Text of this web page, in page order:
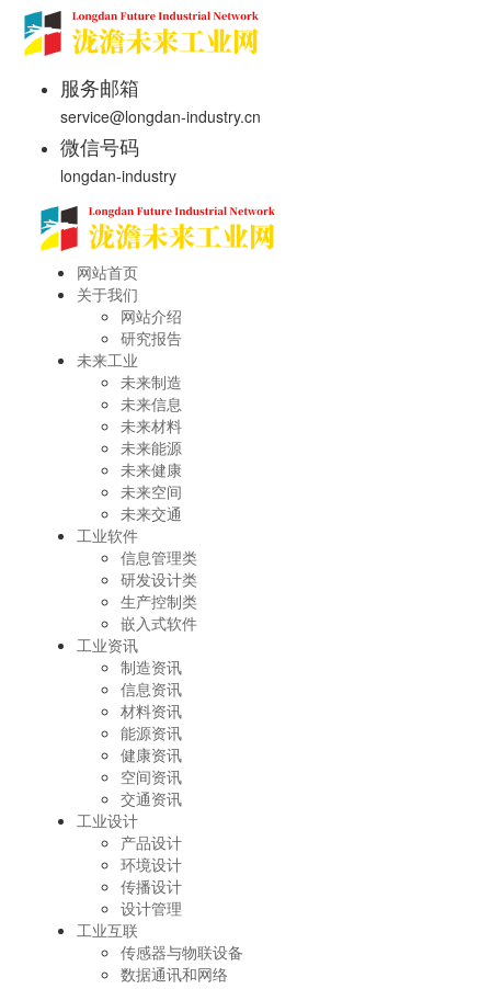
服务邮箱
service@longdan-industry.cn
微信号码
longdan-industry
网站首页
关于我们
网站介绍
研究报告
未来工业
未来制造
未来信息
未来材料
未来能源
未来健康
未来空间
未来交通
工业软件
信息管理类
研发设计类
生产控制类
嵌入式软件
工业资讯
制造资讯
信息资讯
材料资讯
能源资讯
健康资讯
空间资讯
交通资讯
工业设计
产品设计
环境设计
传播设计
设计管理
工业互联
传感器与物联设备
数据通讯和网络